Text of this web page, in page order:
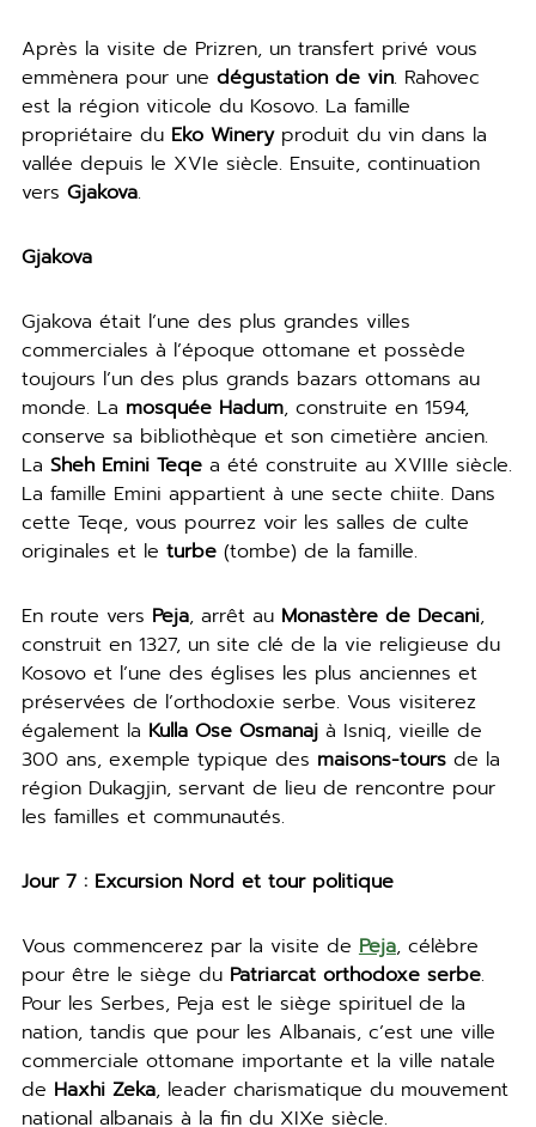
Après la visite de Prizren, un transfert privé vous
emmènera pour une dégustation de vin. Rahovec
est la région viticole du Kosovo. La famille
propriétaire du Eko Wineryproduit du vin dans la
vallée depuis le XVIe siècle. Ensuite, continuation
vers Gjakova.
Gjakova
Gjakova était l’une des plus grandes villes
commerciales à l’époque ottomane et possède
toujours l’un des plus grands bazars ottomans au
monde. La mosquée Hadum, construite en 1594,
conserve sa bibliothèque et son cimetière ancien.
La Sheh Emini Teqea été construite au XVIIIe siècle.
La famille Emini appartient à une secte chiite. Dans
cette Teqe, vous pourrez voir les salles de culte
originales et le turbe(tombe) de la famille.
En route vers Peja, arrêt au Monastère de Decani,
construit en 1327, un site clé de la vie religieuse du
Kosovo et l’une des églises les plus anciennes et
préservées de l’orthodoxie serbe. Vous visiterez
également la Kulla Ose Osmanajà Isniq, vieille de
300 ans, exemple typique des maisons-toursde la
région Dukagjin, servant de lieu de rencontre pour
les familles et communautés.
Jour 7 : Excursion Nord et tour politique
Vous commencerez par la visite de Peja, célèbre
pour être le siège du Patriarcat orthodoxe serbe.
Pour les Serbes, Peja est le siège spirituel de la
nation, tandis que pour les Albanais, c’est une ville
commerciale ottomane importante et la ville natale
de Haxhi Zeka, leader charismatique du mouvement
national albanais à la fin du XIXe siècle.